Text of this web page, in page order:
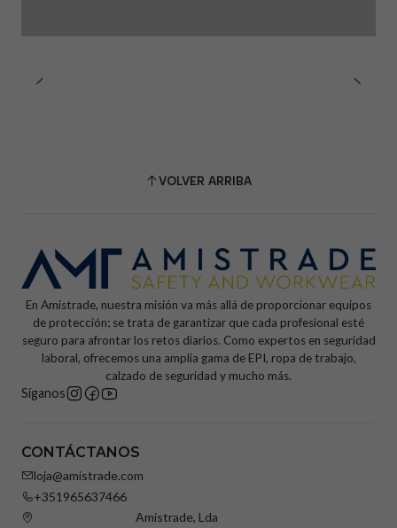
VOLVER ARRIBA
En Amistrade, nuestra misión va más allá de proporcionar equipos
de protección; se trata de garantizar que cada profesional esté
seguro para afrontar los retos diarios. Como expertos en seguridad
laboral, ofrecemos una amplia gama de EPI, ropa de trabajo,
calzado de seguridad y mucho más.
Síganos
CONTÁCTANOS
loja@amistrade.com
+351965637466
Amistrade, Lda